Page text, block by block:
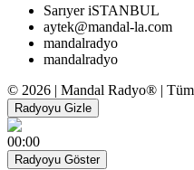
Sarıyer iSTANBUL
aytek@mandal-la.com
mandalradyo
mandalradyo
© 2026 | Mandal Radyo® | Tüm
Radyoyu Gizle
00:00
Radyoyu Göster